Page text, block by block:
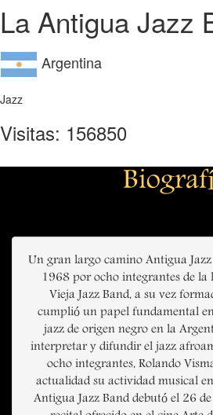
La Antigua Jazz
Argentina
Jazz
Visitas: 156850
Un gran largo camino Antigua
1968 por ocho integrantes de la
Vieja Jazz Band, a su vez
cumplió un papel fundamental
jazz de origen negro en la
interpretar y difundir el jazz
ocho integrantes, Rolando
actualidad su actividad musical
Antigua Jazz Band debutó el 26